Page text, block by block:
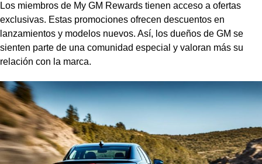
Los miembros de My GM Rewards tienen acceso a ofertas
exclusivas. Estas promociones ofrecen descuentos en
lanzamientos y modelos nuevos. Así, los dueños de GM se
sienten parte de una comunidad especial y valoran más su
relación con la marca.